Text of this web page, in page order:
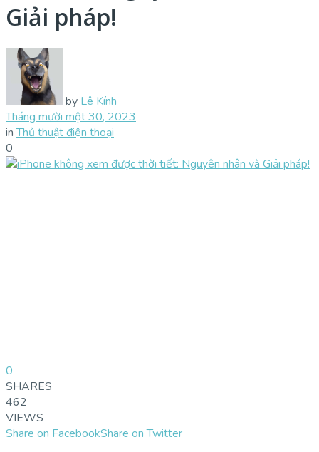
Giải pháp!
by Lê Kính
Tháng mười một 30, 2023
in Thủ thuật điện thoại
0
0
SHARES
462
VIEWS
Share on FacebookShare on Twitter